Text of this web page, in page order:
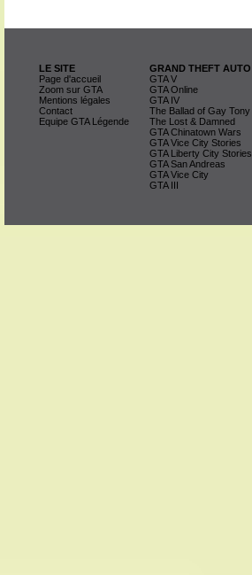
LE SITE
Page d'accueil
Zoom sur GTA
Mentions légales
Contact
Equipe GTA Légende
GRAND THEFT AUTO
GTA V
GTA Online
GTA IV
The Ballad of Gay Tony
The Lost & Damned
GTA Chinatown Wars
GTA Vice City Stories
GTA Liberty City Stories
GTA San Andreas
GTA Vice City
GTA III